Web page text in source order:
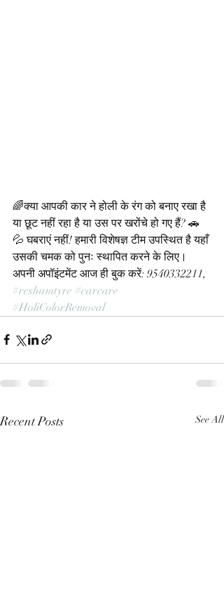
🌈क्या आपकी कार ने होली के रंग को बनाए रखा है
या छूट नहीं रहा है या उस पर खरोंचे हो गए हैं? 🚗
💦 घबराएं नहीं! हमारी विशेषज्ञ टीम उपस्थित है यहाँ
उसकी चमक को पुनः स्थापित करने के लिए।
अपनी अपॉइंटमेंट आज ही बुक करें: 9540332211,
#reshamtyre #carcare
#HoliColorRemoval
Recent Posts See All